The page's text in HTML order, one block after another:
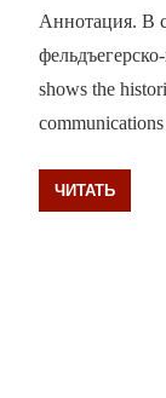
Аннотация. В
shows the
ЧИТАТЬ